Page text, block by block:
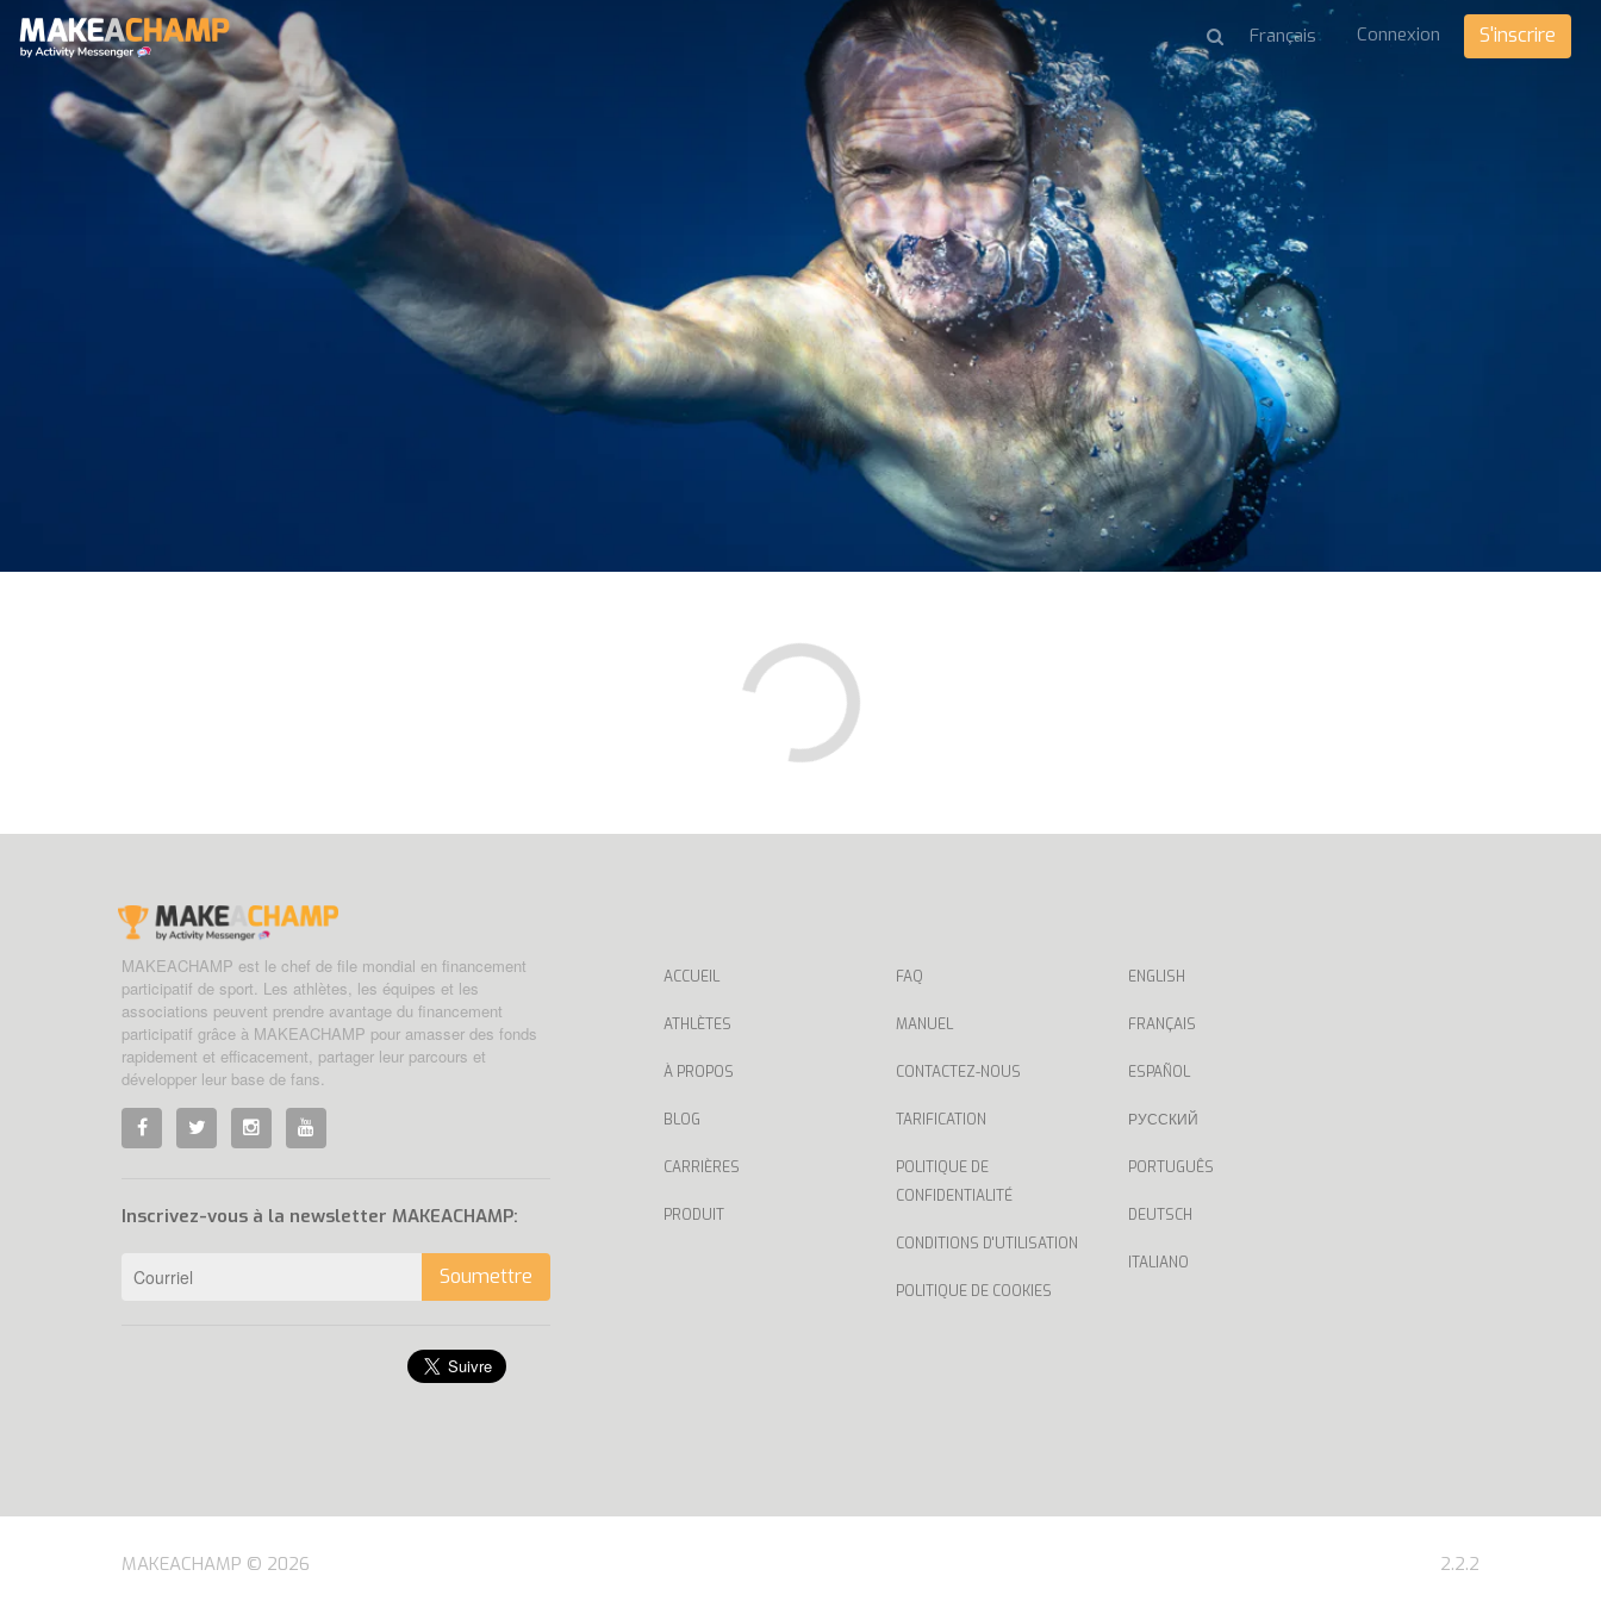
Connexion S'inscrire
MAKEACHAMP est le chef de file mondial en financement
participatif de sport. Les athlètes, les équipes et les
associations peuvent prendre avantage du financement
participatif grâce à MAKEACHAMP pour amasser des fonds
rapidement et efficacement, partager leur parcours et
développer leur base de fans.
Inscrivez-vous à la newsletter MAKEACHAMP:
Soumettre
ACCUEIL
ATHLÈTES
À PROPOS
BLOG
CARRIÈRES
PRODUIT
FAQ
MANUEL
CONTACTEZ-NOUS
TARIFICATION
POLITIQUE DE
CONFIDENTIALITÉ
CONDITIONS D'UTILISATION
POLITIQUE DE COOKIES
ENGLISH
FRANÇAIS
ESPAÑOL
РУССКИЙ
PORTUGUÊS
DEUTSCH
ITALIANO
MAKEACHAMP © 2026 2.2.2